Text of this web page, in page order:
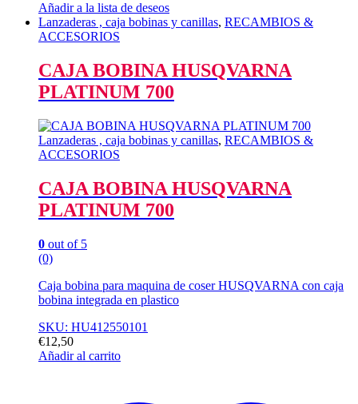
Añadir a la lista de deseos
Lanzaderas , caja bobinas y canillas, RECAMBIOS &
ACCESORIOS
CAJA BOBINA HUSQVARNA
PLATINUM 700
Lanzaderas , caja bobinas y canillas, RECAMBIOS &
ACCESORIOS
CAJA BOBINA HUSQVARNA
PLATINUM 700
0 out of 5
(0)
Caja bobina para maquina de coser HUSQVARNA con caja
bobina integrada en plastico
SKU: HU412550101
€12,50
Añadir al carrito